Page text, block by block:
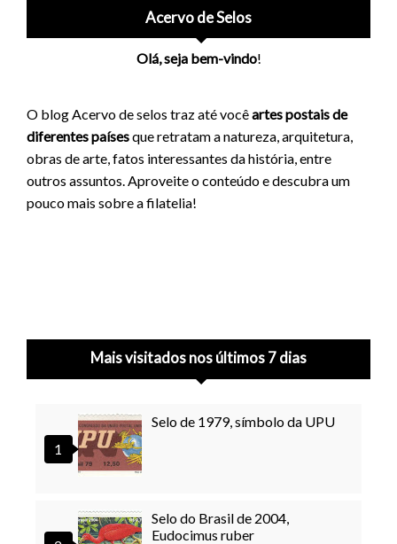
Acervo de Selos
Olá, seja bem-vindo!
O blog Acervo de selos traz até vocêartes postais de
diferentes paísesque retratam a natureza, arquitetura,
obras de arte, fatos interessantes da história, entre
outros assuntos. Aproveite o conteúdo e descubra um
pouco mais sobre a filatelia!
Mais visitados nos últimos 7 dias
Selo de 1979, símbolo da UPU
Selo do Brasil de 2004,
Eudocimus ruber